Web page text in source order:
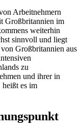
Arbeitnehmern
Großbritannien im
weiterhin
sinnvoll und liegt
Großbritannien aus
zu
und ihrer in
heißt es im